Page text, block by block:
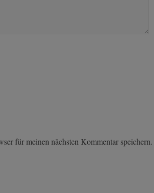
für meinen nächsten Kommentar speichern.